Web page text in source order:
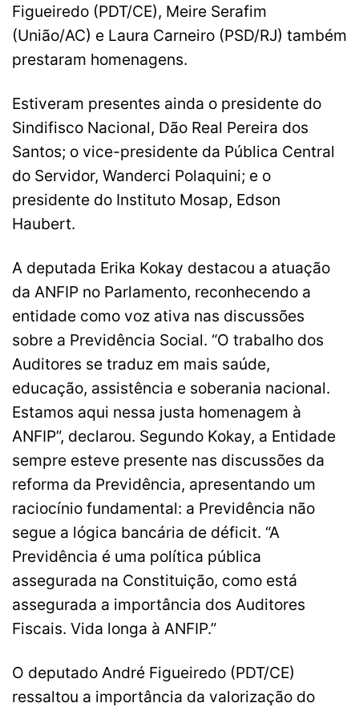
Figueiredo (PDT/CE), Meire Serafim
(União/AC) e Laura Carneiro (PSD/RJ) também
prestaram homenagens.
Estiveram presentes ainda o presidente do
Sindifisco Nacional, Dão Real Pereira dos
Santos; o vice-presidente da Pública Central
do Servidor, Wanderci Polaquini; e o
presidente do Instituto Mosap, Edson
Haubert.
A deputada Erika Kokay destacou a atuação
da ANFIP no Parlamento, reconhecendo a
entidade como voz ativa nas discussões
sobre a Previdência Social. “O trabalho dos
Auditores se traduz em mais saúde,
educação, assistência e soberania nacional.
Estamos aqui nessa justa homenagem à
ANFIP”, declarou. Segundo Kokay, a Entidade
sempre esteve presente nas discussões da
reforma da Previdência, apresentando um
raciocínio fundamental: a Previdência não
segue a lógica bancária de déficit. “A
Previdência é uma política pública
assegurada na Constituição, como está
assegurada a importância dos Auditores
Fiscais. Vida longa à ANFIP.”
O deputado André Figueiredo (PDT/CE)
ressaltou a importância da valorização do